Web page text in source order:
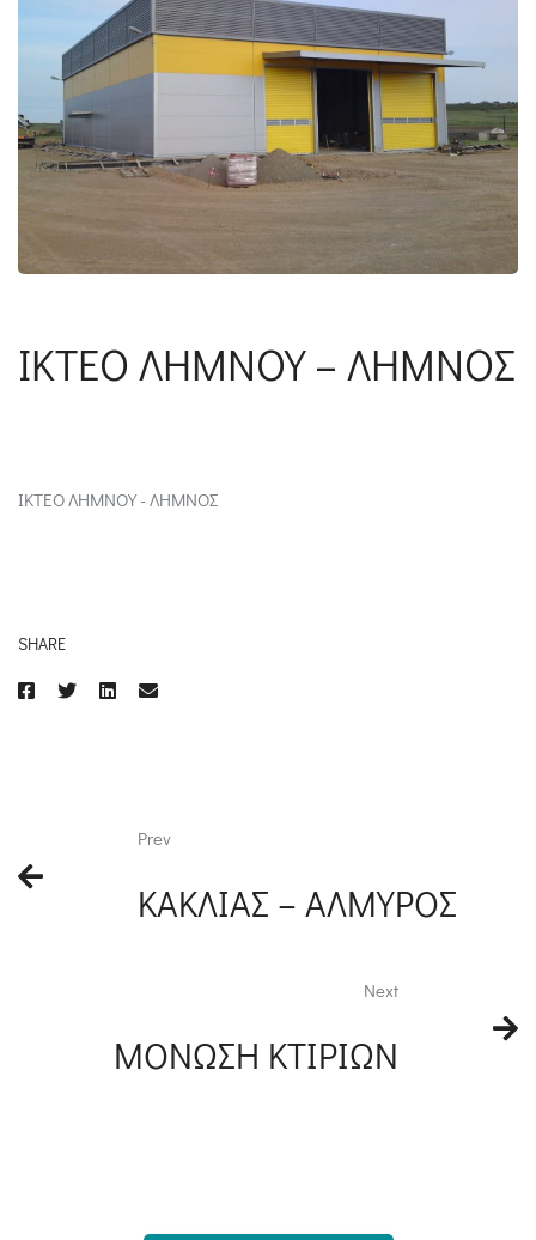
ΙΚΤΕΟ ΛΗΜΝΟΥ – ΛΗΜΝΟΣ
ΙΚΤΕΟ ΛΗΜΝΟΥ - ΛΗΜΝΟΣ
SHARE
Prev
ΚΑΚΛΙΑΣ – ΑΛΜΥΡΟΣ
Next
ΜΟΝΩΣΗ ΚΤΙΡΙΩΝ